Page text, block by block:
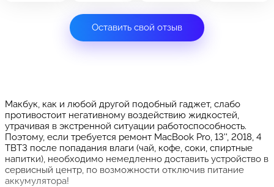
Оставить свой отзыв
Макбук, как и любой другой подобный гаджет, слабо
противостоит негативному воздействию жидкостей,
утрачивая в экстренной ситуации работоспособность.
Поэтому, если требуется ремонт MacBook Pro, 13'', 2018, 4
TBT3 после попадания влаги (чай, кофе, соки, спиртные
напитки), необходимо немедленно доставить устройство в
сервисный центр, по возможности отключив питание
аккумулятора!